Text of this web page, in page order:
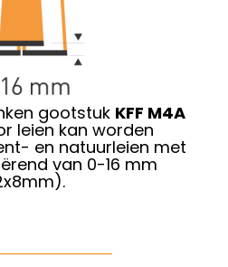
gootstuk KFF M4A
leien kan worden
en natuurleien met
van 0-16 mm